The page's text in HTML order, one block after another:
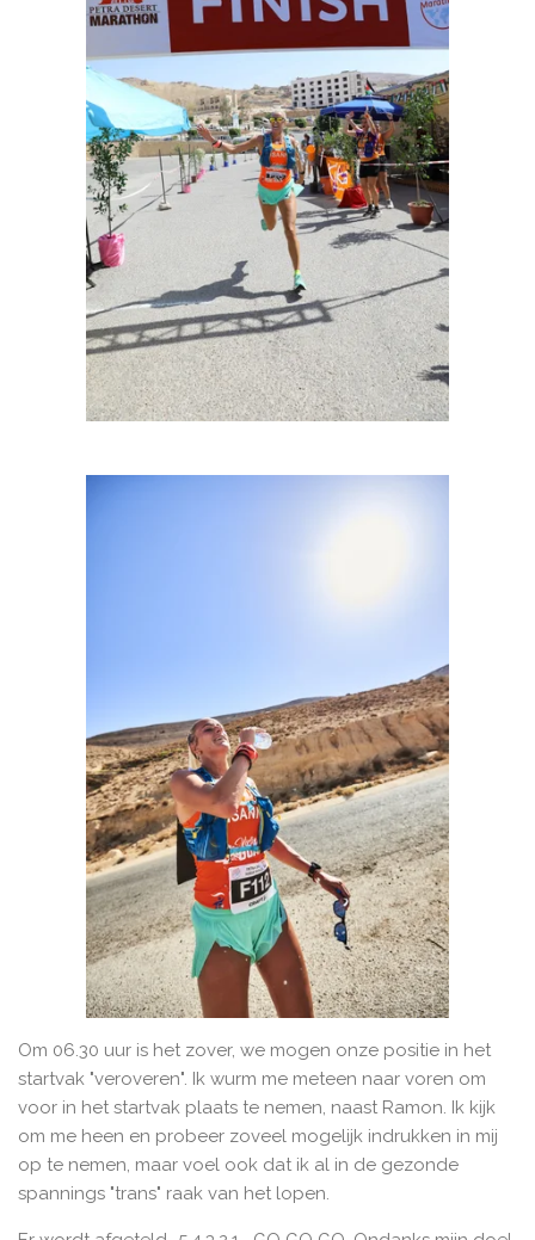
Om 06.30 uur is het zover, we mogen onze positie in het
startvak "veroveren". Ik wurm me meteen naar voren om
voor in het startvak plaats te nemen, naast Ramon. Ik kijk
om me heen en probeer zoveel mogelijk indrukken in mij
op te nemen, maar voel ook dat ik al in de gezonde
spannings "trans" raak van het lopen.